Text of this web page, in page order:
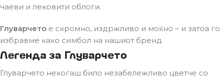
чаеви и лековити облоги.
Глуварчето е скромно, издржливо и моќно – и затоа го
избравме како симбол на нашиот бренд.
Легенда за Глуварчето
Глуварчето некогаш било незабележливо цветче со